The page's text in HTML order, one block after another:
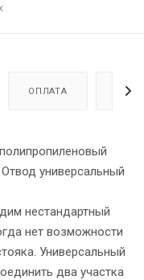
ОПЛАТА
универсальный
нестандартный
нет возможности
Универсальный
два участка